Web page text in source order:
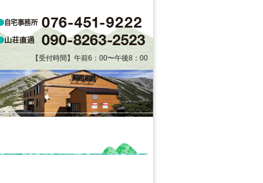
【受付時間】午前6：00〜午後8：00